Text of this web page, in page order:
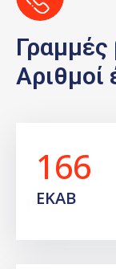
Γραμμές
Αριθμοί
166
EKAB